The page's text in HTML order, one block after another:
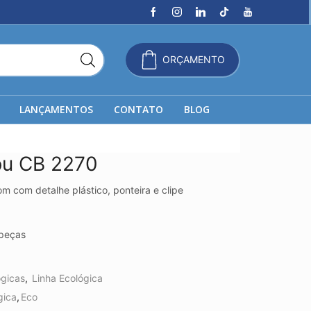
ORÇAMENTO
LANÇAMENTOS CONTATO BLOG
CB 2270
com detalhe plástico, ponteira e clipe
, Linha Ecológica
, Eco